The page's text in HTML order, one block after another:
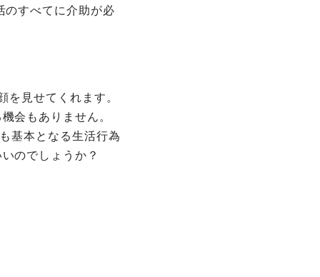
のすべてに介助が必
を見せてくれます。
会もありません。
基本となる生活行為
のでしょうか？